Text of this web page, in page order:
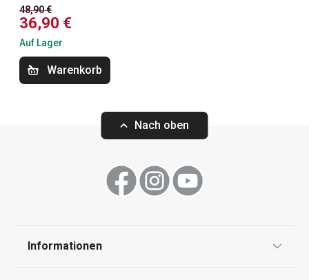
Tiefe Bratpfanne i-PREMIUM
39,90 €
48,90 €
36,90 €
Auf Lager
Warenkorb
Nach oben
Informationen